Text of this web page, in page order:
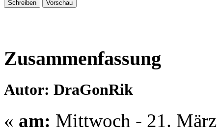
Zusammenfassung
Autor: DraGonRik
« am: Mittwoch - 21.